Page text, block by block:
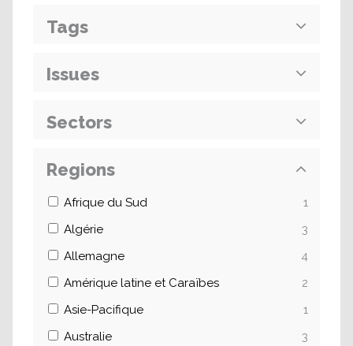
Tags
Issues
Sectors
Regions
Afrique du Sud
1
Algérie
3
Allemagne
4
Amérique latine et Caraïbes
2
Asie-Pacifique
1
Australie
3